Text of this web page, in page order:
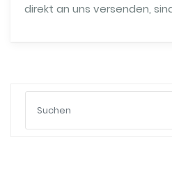
direkt an uns versenden,